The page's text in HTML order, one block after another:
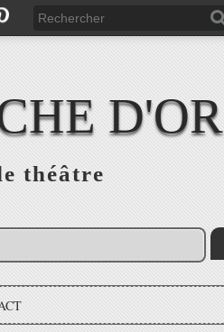
D'OR
théâtre